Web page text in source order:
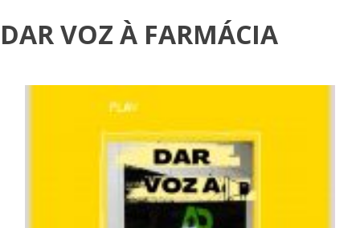
DAR VOZ À FARMÁCIA